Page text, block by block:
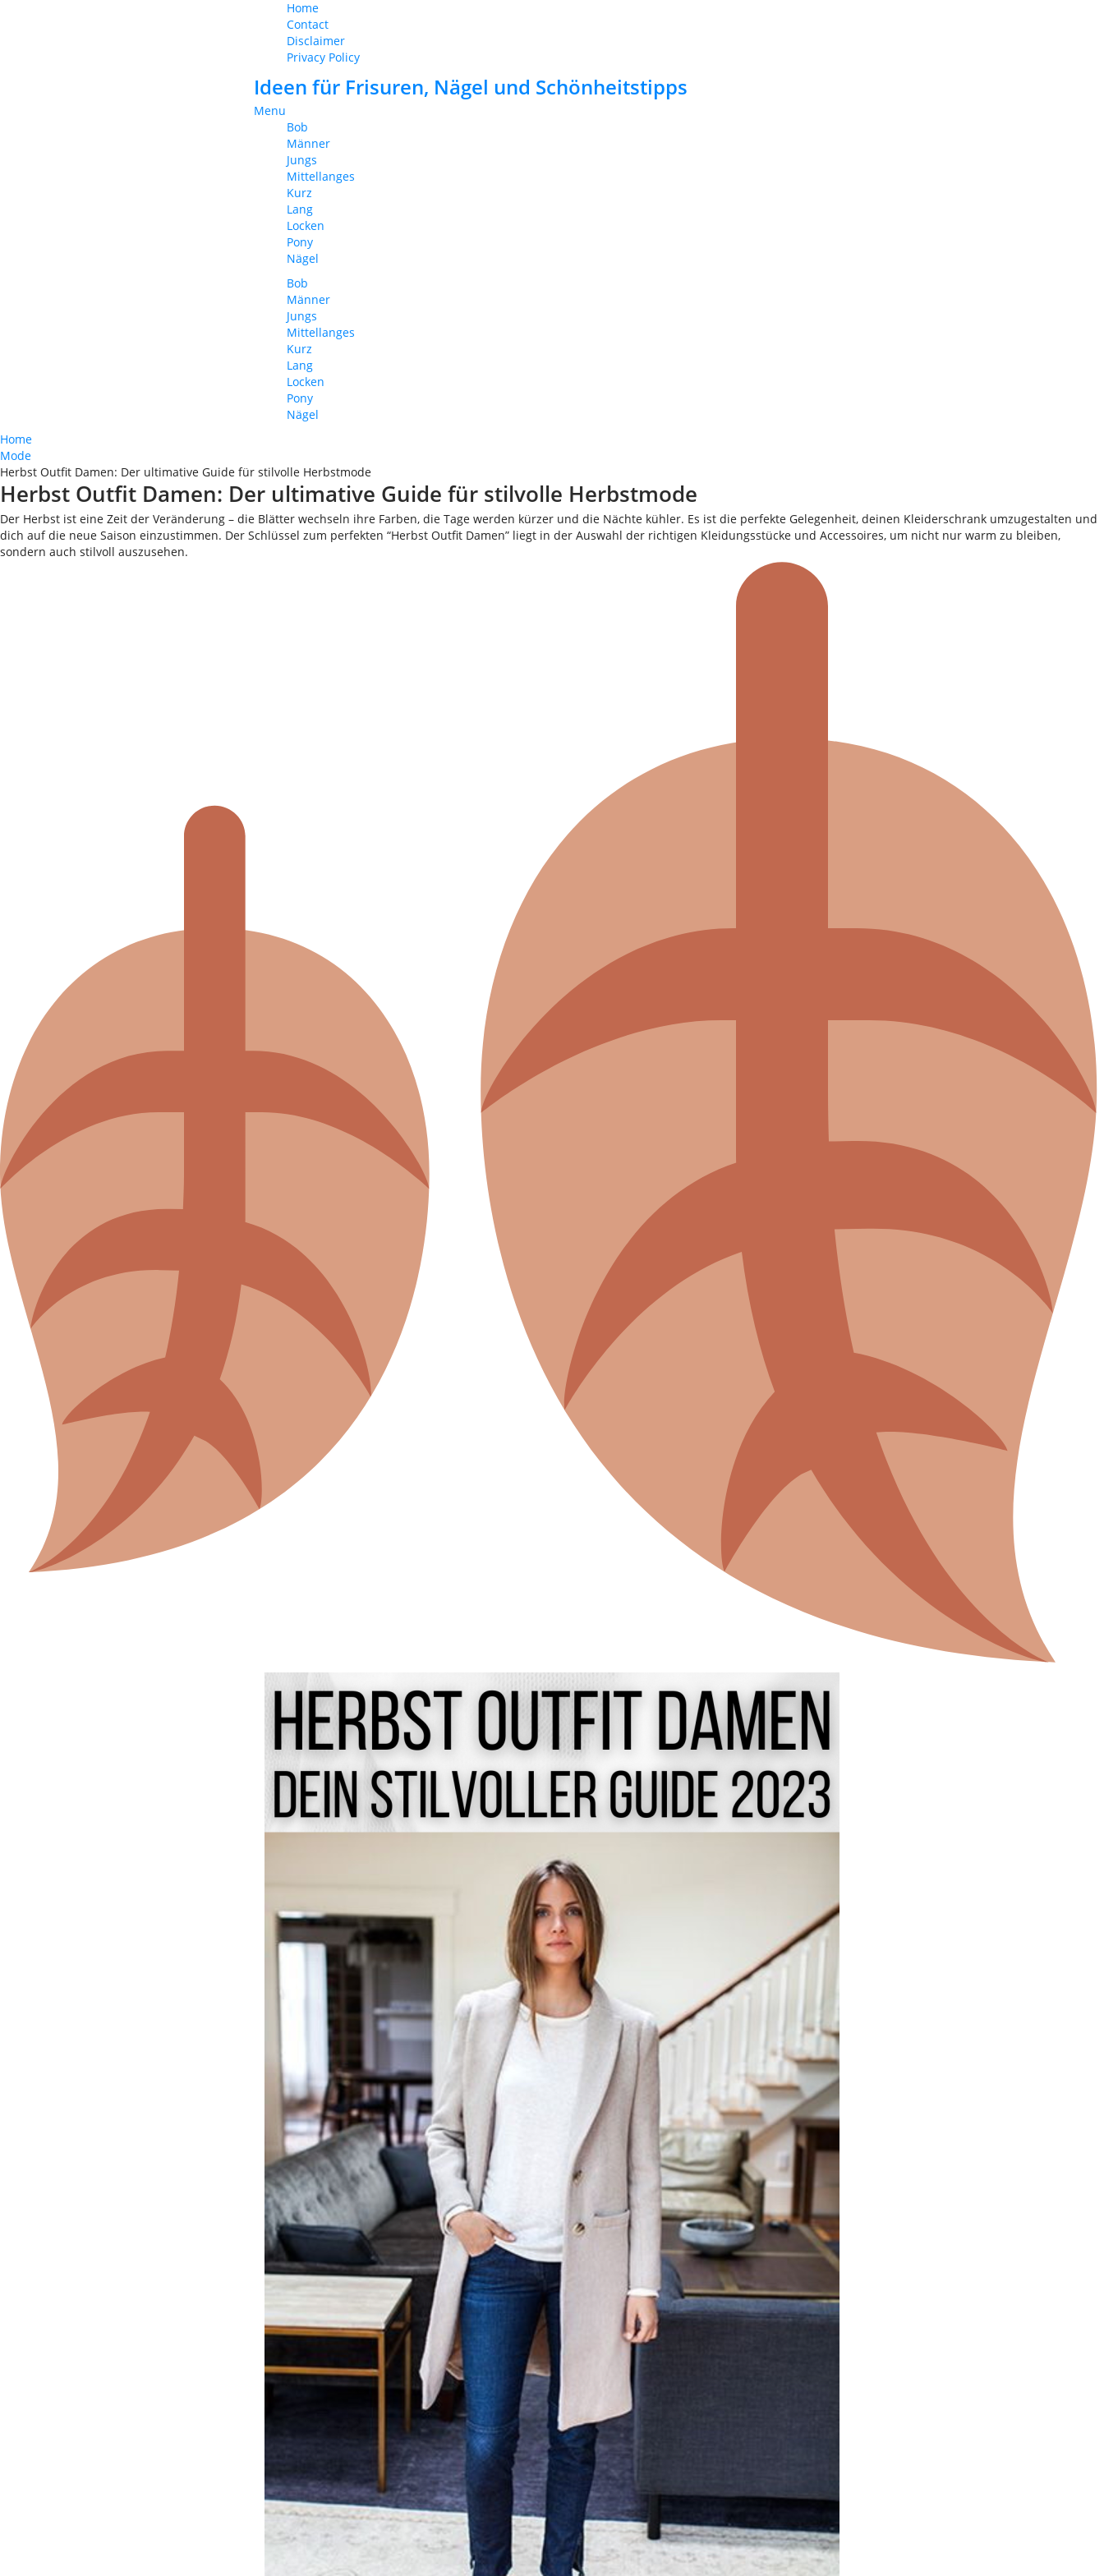
Home
Contact
Disclaimer
Privacy Policy
Ideen für Frisuren, Nägel und Schönheitstipps
Menu
Bob
Männer
Jungs
Mittellanges
Kurz
Lang
Locken
Pony
Nägel
Bob
Männer
Jungs
Mittellanges
Kurz
Lang
Locken
Pony
Nägel
Home
Mode
Herbst Outfit Damen: Der ultimative Guide für stilvolle Herbstmode
Herbst Outfit Damen: Der ultimative Guide für stilvolle Herbstmode
Der Herbst ist eine Zeit der Veränderung – die Blätter wechseln ihre Farben, die Tage werden kürzer und die Nächte kühler. Es ist die perfekte Gelegenheit, deinen Kleiderschrank umzugestalten und
dich auf die neue Saison einzustimmen. Der Schlüssel zum perfekten “Herbst Outfit Damen” liegt in der Auswahl der richtigen Kleidungsstücke und Accessoires, um nicht nur warm zu bleiben,
sondern auch stilvoll auszusehen.